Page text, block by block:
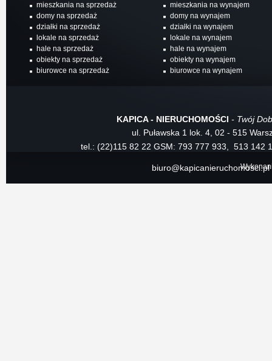
mieszkania na sprzedaż
domy na sprzedaż
działki na sprzedaż
lokale na sprzedaż
hale na sprzedaż
obiekty na sprzedaż
biurowce na sprzedaż
mieszkania na wynajem
domy na wynajem
działki na wynajem
lokale na wynajem
hale na wynajem
obiekty na wynajem
biurowce na wynajem
KAPICA - NIERUCHOMOŚCI - Twój
ul. Puławska 1 lok. 4, 02 - 515
tel.: (22)115 82 22 GSM: 793 777 933, 513 142
biuro@kapicanieruchomosci.pl